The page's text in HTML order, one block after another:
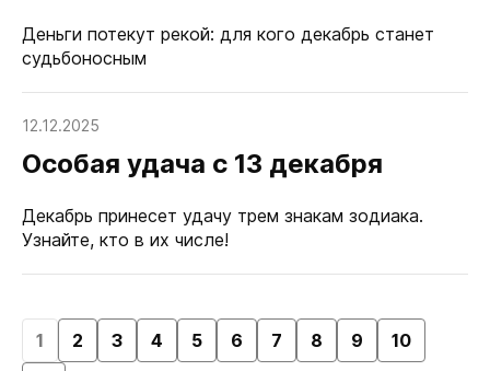
Деньги потекут рекой: для кого декабрь станет
судьбоносным
12.12.2025
Особая удача с 13 декабря
Декабрь принесет удачу трем знакам зодиака.
Узнайте, кто в их числе!
1 2 3 4 5 6 7 8 9 10